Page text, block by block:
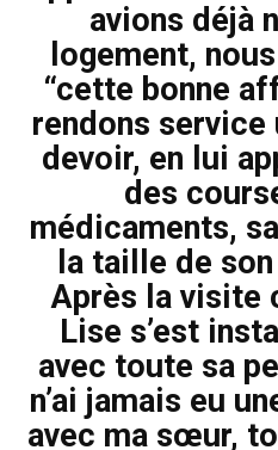
avions déjà
logement,
“cette bonne
rendons service
devoir, en lui
des
médicaments,
la taille de
Après la visite
Lise s’est
avec toute sa
n’ai jamais eu
avec ma sœur,